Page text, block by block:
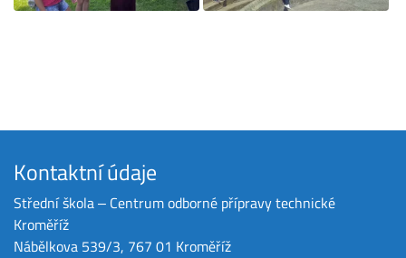
Kontaktní údaje
Střední škola ‒ Centrum odborné přípravy technické
Kroměříž
Nábělkova 539/3, 767 01 Kroměříž